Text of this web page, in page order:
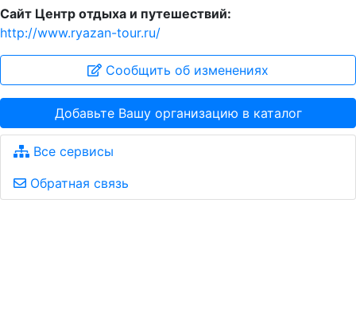
Сайт Центр отдыха и путешествий:
http://www.ryazan-tour.ru/
Сообщить об изменениях
Добавьте Вашу организацию в каталог
Все сервисы
Обратная связь